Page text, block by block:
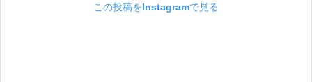
この投稿をInstagramで見る